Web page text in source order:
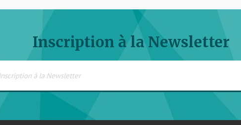
Inscription à la Newsletter